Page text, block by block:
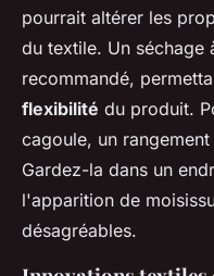
pourrait altérer les
du textile. Un séchage
recommandé,
flexibilité du produit.
cagoule, un
Gardez-la dans un
l'apparition de
désagréables.